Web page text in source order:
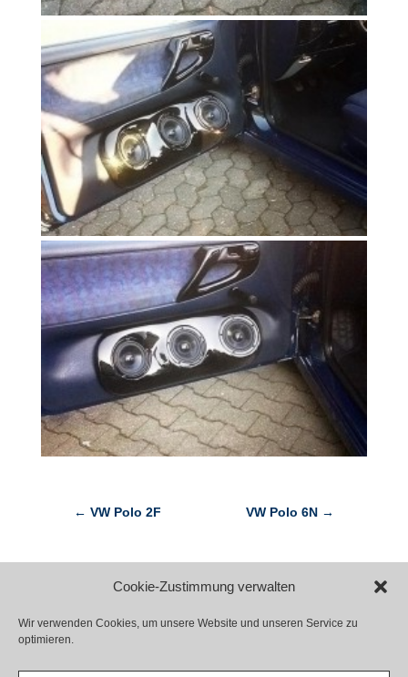
Cookie-Zustimmung verwalten
Wir verwenden Cookies, um unsere Website und unseren Service zu
optimieren.
← VW Polo 2F VW Polo 6N →
Kontakt